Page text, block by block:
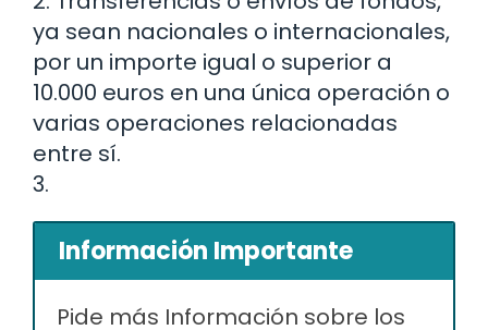
ya sean nacionales o internacionales,
por un importe igual o superior a
10.000 euros en una única operación o
varias operaciones relacionadas
entre sí.
3.
Información Importante
Pide más Información sobre los